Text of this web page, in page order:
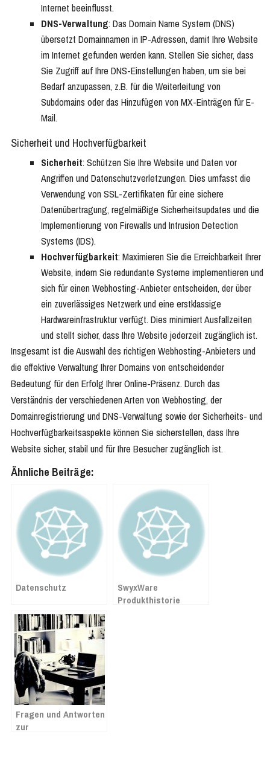
Internet beeinflusst.
DNS-Verwaltung: Das Domain Name System (DNS)
übersetzt Domainnamen in IP-Adressen, damit Ihre Website
im Internet gefunden werden kann. Stellen Sie sicher, dass
Sie Zugriff auf Ihre DNS-Einstellungen haben, um sie bei
Bedarf anzupassen, z.B. für die Weiterleitung von
Subdomains oder das Hinzufügen von MX-Einträgen für E-
Mail.
Sicherheit und Hochverfügbarkeit
Sicherheit: Schützen Sie Ihre Website und Daten vor
Angriffen und Datenschutzverletzungen. Dies umfasst die
Verwendung von SSL-Zertifikaten für eine sichere
Datenübertragung, regelmäßige Sicherheitsupdates und die
Implementierung von Firewalls und Intrusion Detection
Systems (IDS).
Hochverfügbarkeit: Maximieren Sie die Erreichbarkeit Ihrer
Website, indem Sie redundante Systeme implementieren und
sich für einen Webhosting-Anbieter entscheiden, der über
ein zuverlässiges Netzwerk und eine erstklassige
Hardwareinfrastruktur verfügt. Dies minimiert Ausfallzeiten
und stellt sicher, dass Ihre Website jederzeit zugänglich ist.
Insgesamt ist die Auswahl des richtigen Webhosting-Anbieters und
die effektive Verwaltung Ihrer Domains von entscheidender
Bedeutung für den Erfolg Ihrer Online-Präsenz. Durch das
Verständnis der verschiedenen Arten von Webhosting, der
Domainregistrierung und DNS-Verwaltung sowie der Sicherheits- und
Hochverfügbarkeitsaspekte können Sie sicherstellen, dass Ihre
Website sicher, stabil und für Ihre Besucher zugänglich ist.
Ähnliche Beiträge:
Datenschutz
SwyxWare
Produkthistorie
Fragen und Antworten
zur